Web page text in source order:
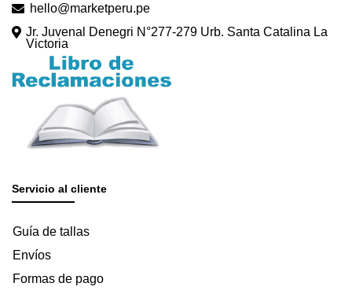
hello@marketperu.pe
Jr. Juvenal Denegri N°277-279 Urb. Santa Catalina La
Victoria
Servicio al cliente
Guía de tallas
Envíos
Formas de pago